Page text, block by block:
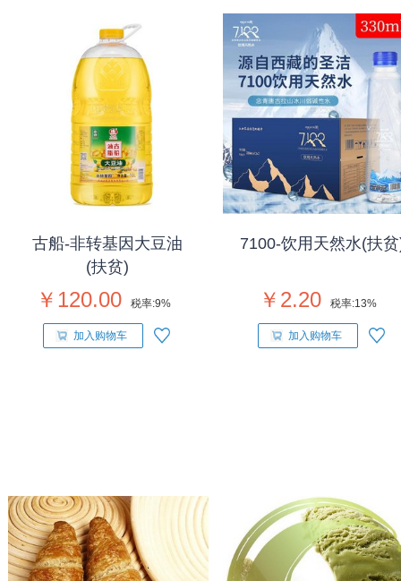
古船-非转基因大豆油
(扶贫)
￥120.00 税率:9%
加入购物车
7100-饮用天然水(扶
￥2.20 税率:13%
加入购物车